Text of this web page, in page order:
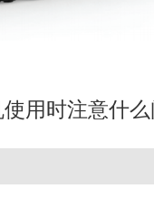
用时注意什